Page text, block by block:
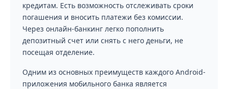
кредитам. Есть возможность отслеживать сроки
погашения и вносить платежи без комиссии.
Через онлайн-банкинг легко пополнить
депозитный счет или снять с него деньги, не
посещая отделение.
Одним из основных преимуществ каждого Android-
приложения мобильного банка является